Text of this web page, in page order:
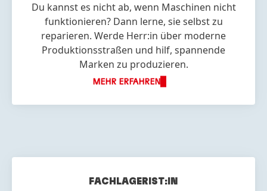
Du kannst es nicht ab, wenn Maschinen nicht
funktionieren? Dann lerne, sie selbst zu
reparieren. Werde Herr:in über moderne
Produktionsstraßen und hilf, spannende
Marken zu produzieren.
MEHR ERFAHREN
FACH LAGERIST:IN